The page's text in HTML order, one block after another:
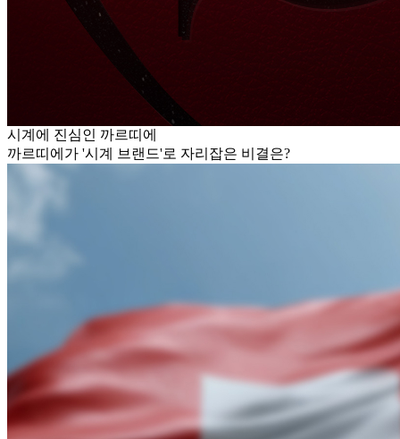
시계에 진심인 까르띠에
까르띠에가 '시계 브랜드'로 자리잡은 비결은?